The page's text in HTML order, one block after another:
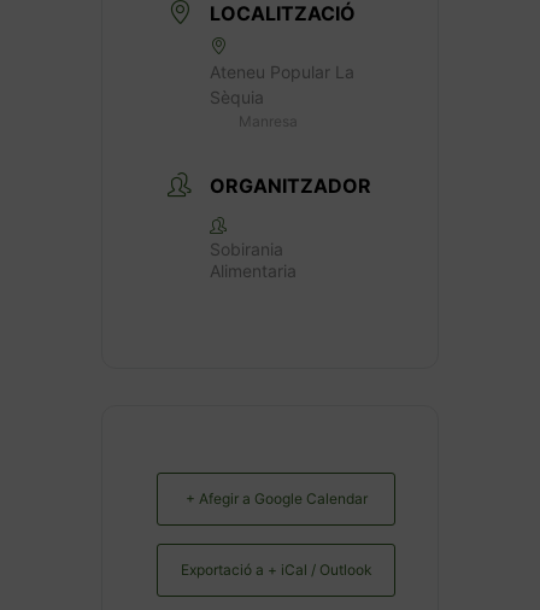
LOCALITZACIÓ
Ateneu Popular La
Sèquia
Manresa
ORGANITZADOR
Sobirania
Alimentaria
+ Afegir a Google Calendar
Exportació a + iCal / Outlook